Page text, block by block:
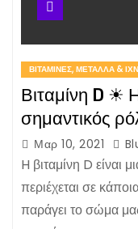
ΒΙΤΑΜΊΝΕΣ, ΜΈΤΑΛΛΑ &
Βιταμίνη D ☀
σημαντικός
Μαρ 10, 2021
H βιταμίνη D είναι
περιέχεται σε
παράγει το σώμα